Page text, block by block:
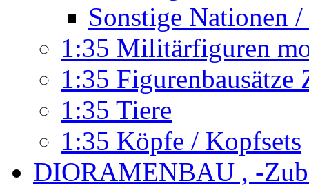
Sonstige Nationen
1:35 Militärfiguren
1:35
1:35 Tiere
1:35 Köpfe / Kopfsets
DIORAMENBAU , -